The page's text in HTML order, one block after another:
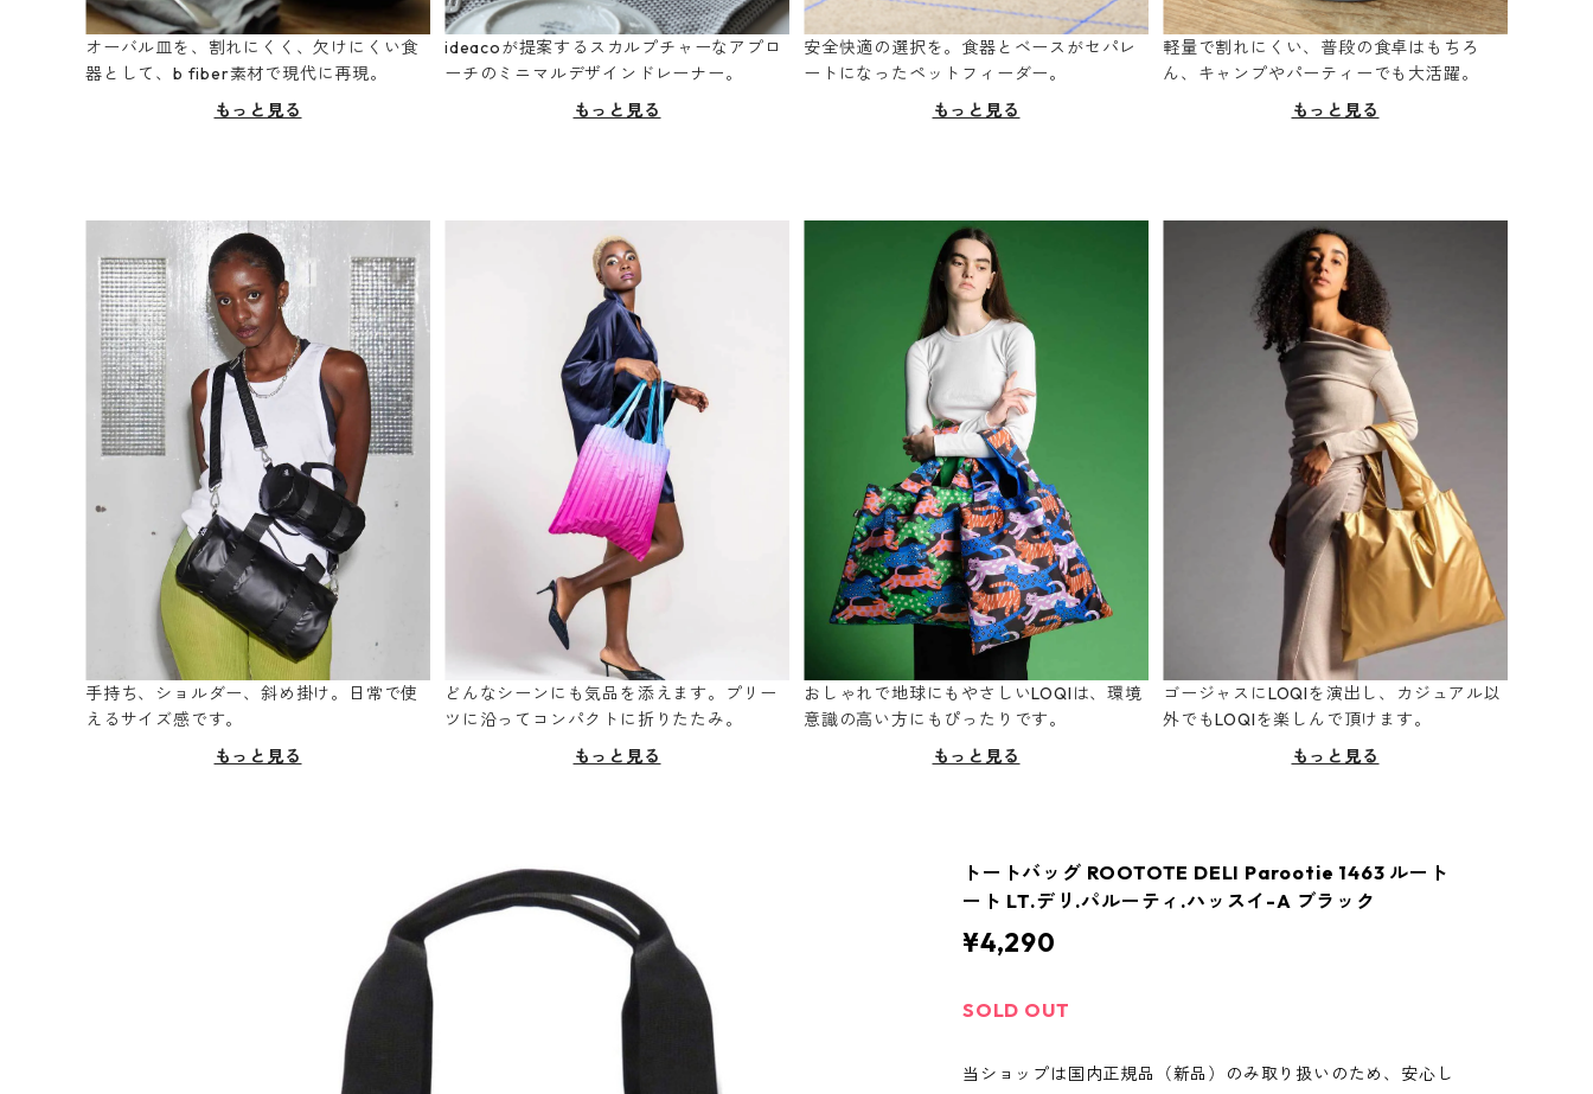
オーバル皿を、割れにくく、欠けにくい食
器として、b fiber素材で現代に再現。
もっと見る
ideacoが提案するスカルプチャーなアプロ
ーチのミニマルデザインドレーナー。
もっと見る
安全快適の選択を。食器とベースがセパレ
ートになったペットフィーダー。
もっと見る
軽量で割れにくい、普段の食卓はもちろ
ん、キャンプやパーティーでも大活躍。
もっと見る
手持ち、ショルダー、斜め掛け。日常で使
えるサイズ感です。
もっと見る
どんなシーンにも気品を添えます。プリー
ツに沿ってコンパクトに折りたたみ。
もっと見る
おしゃれで地球にもやさしいLOQIは、環境
意識の高い方にもぴったりです。
もっと見る
ゴージャスにLOQIを演出し、カジュアル以
外でもLOQIを楽しんで頂けます。
もっと見る
トートバッグ ROOTOTE DELI Parootie 1463 ルート
ート LT.デリ.パルーティ.ハッスイ-A ブラック
¥4,290
SOLD OUT
当ショップは国内正規品（新品）のみ取り扱いのため、安心し